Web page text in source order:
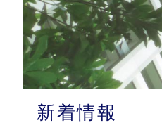
新着情報